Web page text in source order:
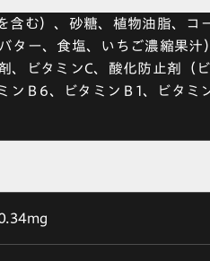
む）、砂糖、植物油脂、コ
ター、食塩、いちご濃縮果汁
ビタミンC、酸化防止剤（ビ
Ｂ6、ビタミンＢ1、ビタミ